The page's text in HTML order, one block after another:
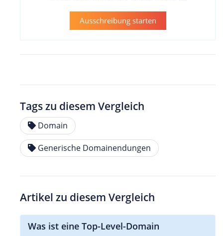
Ausschreibung starten
Tags zu diesem Vergleich
Domain
Generische Domainendungen
Artikel zu diesem Vergleich
Was ist eine Top-Level-Domain